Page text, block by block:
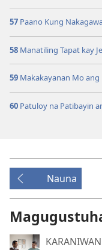
57 Paano Kung
58 Manatiling Tapat kay
59 Makakayanan Mo ang
60 Patuloy na Patibayin
Nauna